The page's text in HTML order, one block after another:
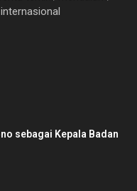
sebagai Kepala Badan